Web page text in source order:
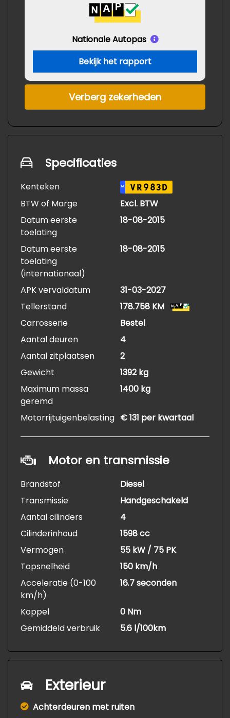
Nationale Autopas
Bekijk het rapport
Verberg zekerheden
Specificaties
Kenteken NL VR983D
BTW of Marge
Excl. BTW
Datum eerste
toelating
18-08-2015
Datum eerste
toelating
(internationaal)
18-08-2015
APK vervaldatum
31-03-2027
Tellerstand
178.758 KM
Carrosserie
Bestel
Aantal deuren
4
Aantal zitplaatsen
2
Gewicht
1392 kg
Maximum massa
geremd
1400 kg
Motorrijtuigenbelasting € 131 per kwartaal
Motor en transmissie
Brandstof
Diesel
Transmissie
Handgeschakeld
Aantal cilinders
4
Cilinderinhoud
1598 cc
Vermogen
55 kW / 75 PK
Topsnelheid
150 km/h
Acceleratie (0-100
km/h)
16.7 seconden
Koppel
0 Nm
Gemiddeld verbruik
5.6 l/100km
Exterieur
Achterdeuren met ruiten